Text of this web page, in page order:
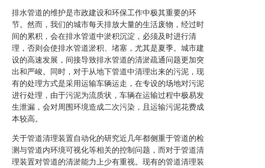
排水管道的维护是市政建设和环保工作中极其重要的环
节。然而，我们的城市每天排放大量的生活废物，经过时
间的累积，会在排水管道中淤积沉淀，必须及时进行清
理，否则会使排水管道淤积、堵塞，尤其是夏季。城市建
设的高速发展，间接导致排水管道的清淤疏通问题更加突
出和严峻。同时，对于从地下管道中清理出来的污泥，现
有的处理方式是采用运输车辆运走，在专设的场地对污泥
进行处理，由于污泥为流质状，车辆在运输过程中极易发
生泄漏，会对周围环境造成二次污染，且运输污泥花费成
本较高。
关于管道清理装置自动化的研究近几年都侧重于管道的检
测与管道内环境可视化等相关的控制问题，而对于管道清
理装置对管道的清淤能力上少有重视。现有的管道清理装